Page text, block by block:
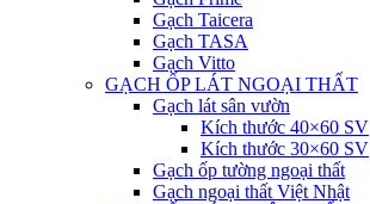
Gạch Taicera
Gạch TASA
Gạch Vitto
GẠCH ỐP LÁT NGOẠI THẤT
Gạch lát sân vườn
Kích thước 40×60 SV
Kích thước 30×60 SV
Gạch ốp tường ngoại thất
Gạch ngoại thất Việt Nhật